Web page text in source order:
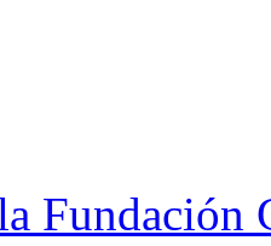
Fundación